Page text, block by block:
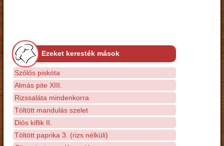
Ezeket keresték mások
Szőlős piskóta
Almás pite XIII.
Rizssaláta mindenkorra
Töltött mandulás szelet
Diós kiflik II.
Töltött paprika 3. (rizs nélküli)